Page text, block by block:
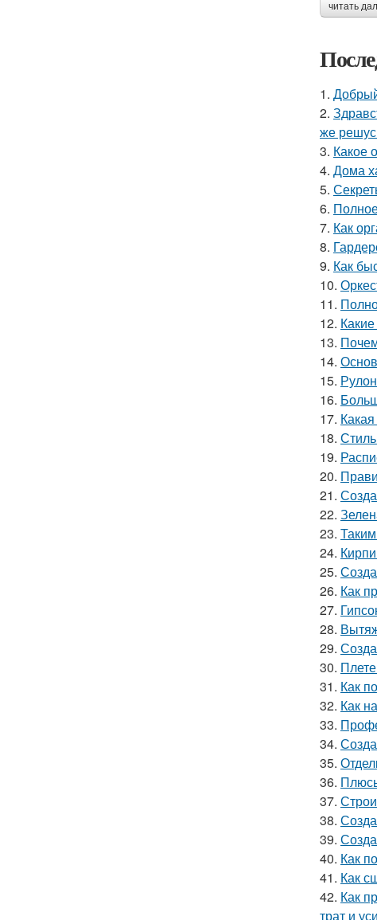
читать
1.
2.
же
3. Какое
4. Дома
5.
6.
7. Как
8.
9. Как
10.
11.
12.
13.
14.
15.
16.
17.
18.
19.
20.
21.
22.
23.
24.
25.
26. Как
27.
28.
29.
30.
31. Как
32. Как
33.
34.
35.
36.
37.
38.
39.
40. Как
41. Как
42. Как
трат и